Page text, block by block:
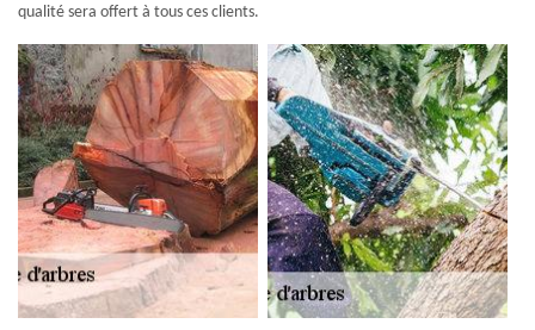
qualité sera offert à tous ces clients.